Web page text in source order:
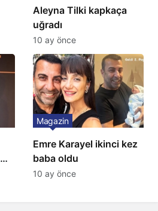
Aleyna Tilki kapkaça
uğradı
10 ay önce
Emre Karayel ikinci kez
baba oldu
Magazin
10 ay önce